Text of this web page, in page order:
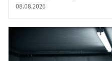
08.08.2026